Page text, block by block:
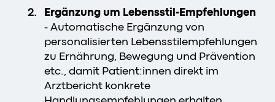
Ergänzung um Lebensstil-Empfehlungen
- Automatische Ergänzung von
personalisierten Lebensstilempfehlungen
zu Ernährung, Bewegung und Prävention
etc., damit Patient:innen direkt im
Arztbericht konkrete